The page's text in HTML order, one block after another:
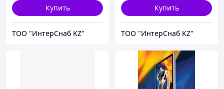
Купить
ТОО "ИнтерСнаб KZ"
Купить
ТОО "ИнтерСнаб KZ"